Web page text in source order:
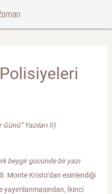
Yazıları II)
beygir gücünde bir yazı
Monte Kristo’dan esinlendiği
yayımlanmasından, İkinci